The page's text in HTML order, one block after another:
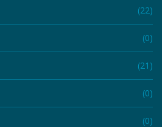
(22)
(0)
(21)
(0)
(0)